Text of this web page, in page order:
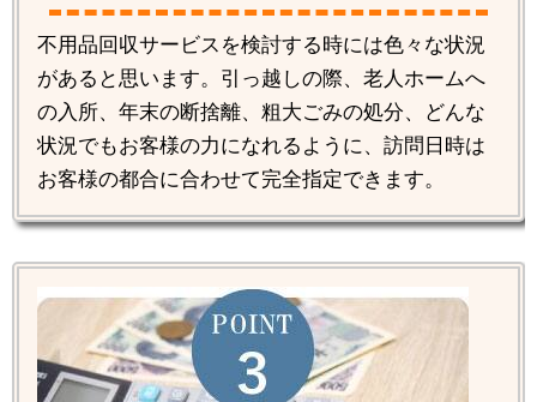
不用品回収サービスを検討する時には色々な状況
があると思います。引っ越しの際、老人ホームへ
の入所、年末の断捨離、粗大ごみの処分、どんな
状況でもお客様の力になれるように、訪問日時は
お客様の都合に合わせて完全指定できます。